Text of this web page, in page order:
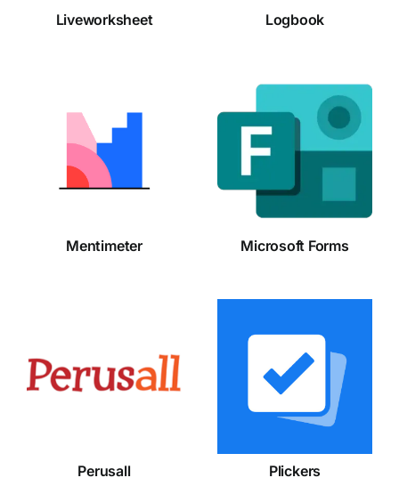
Liveworksheet Logbook
Mentimeter
Mentimeter
Microsoft
Forms
Microsoft Forms
Perusall
Perusall
Plickers
Plickers